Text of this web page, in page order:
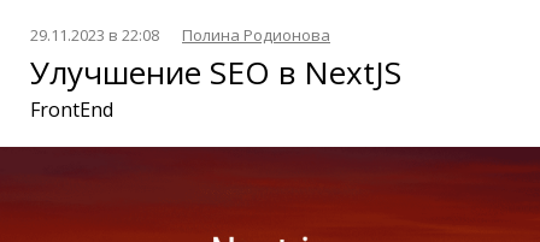
29.11.2023 в 22:08 Полина Родионова
Улучшение SEO в NextJS
FrontEnd